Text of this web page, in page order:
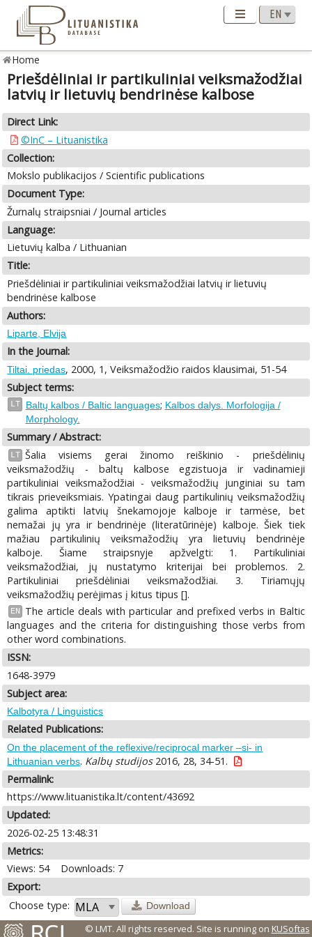
Home
Priešdėliniai ir partikuliniai veiksmažodžiai
latvių ir lietuvių bendrinėse kalbose
Direct Link:
©InC – Lituanistika
Collection:
Mokslo publikacijos / Scientific publications
Document Type:
Žurnalų straipsniai / Journal articles
Language:
Lietuvių kalba / Lithuanian
Title:
Priešdėliniai ir partikuliniai veiksmažodžiai latvių ir lietuvių
bendrinėse kalbose
Authors:
Liparte, Elvija
In the Journal:
Tiltai. priedas, 2000, 1, Veiksmažodžio raidos klausimai, 51-54
Subject terms:
LT Baltų kalbos / Baltic languages; Kalbos dalys. Morfologija /
Morphology.
Summary / Abstract:
LT Šalia visiems gerai žinomo reiškinio - priešdėlinių
veiksmažodžių - baltų kalbose egzistuoja ir vadinamieji
partikuliniai veiksmažodžiai - veiksmažodžių junginiai su tam
tikrais prieveiksmiais. Ypatingai daug partikulinių veiksmažodžių
galima aptikti latvių šnekamojoje kalboje ir tarmėse, bet
nemažai jų yra ir bendrinėje (literatūrinėje) kalboje. Šiek tiek
mažiau partikulinių veiksmažodžių yra lietuvių bendrinėje
kalboje. Šiame straipsnyje apžvelgti: 1. Partikuliniai
veiksmažodžiai, jų nustatymo kriterijai bei problemos. 2.
Partikuliniai priešdėliniai veiksmažodžiai. 3. Tiriamųjų
veiksmažodžių perėjimas į kitus tipus [].
EN
The article deals with particular and prefixed verbs in Baltic
languages and the criteria for distinguishing those verbs from
other word combinations.
ISSN:
1648-3979
Subject area:
Kalbotyra / Linguistics
Related Publications:
On the placement of the reflexive/reciprocal marker –si- in
Lithuanian verbs. Kalbų studijos2016, 28, 34-51.
Permalink:
https://www.lituanistika.lt/content/43692
Updated:
2026-02-25 13:48:31
Metrics:
Views: 54
Downloads: 7
Export:
Choose type:
Download
© LMT. All rights reserved. Site is running on KUSoftas